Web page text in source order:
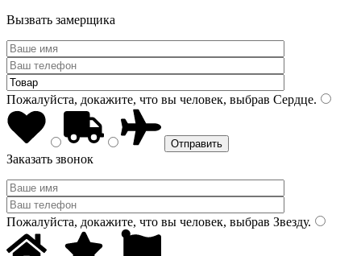
Вызвать замерщика
Пожалуйста, докажите, что вы человек, выбрав Сердце.
Заказать звонок
Пожалуйста, докажите, что вы человек, выбрав Звезду.